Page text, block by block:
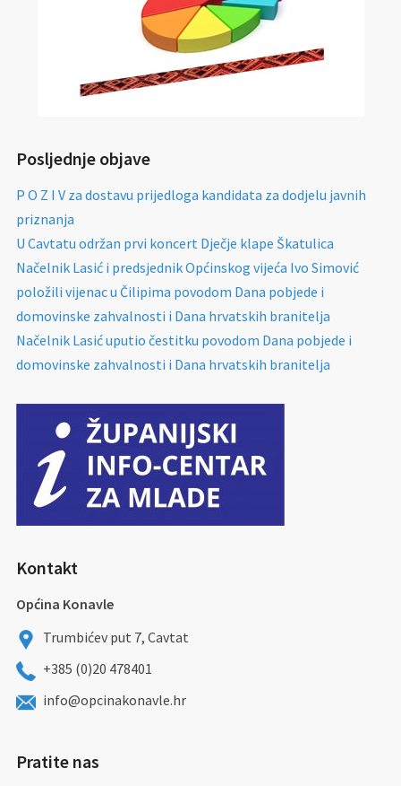
Posljednje objave
P O Z I V za dostavu prijedloga kandidata za dodjelu javnih
priznanja
U Cavtatu održan prvi koncert Dječje klape Škatulica
Načelnik Lasić i predsjednik Općinskog vijeća Ivo Simović
položili vijenac u Čilipima povodom Dana pobjede i
domovinske zahvalnosti i Dana hrvatskih branitelja
Načelnik Lasić uputio čestitku povodom Dana pobjede i
domovinske zahvalnosti i Dana hrvatskih branitelja
Kontakt
Općina Konavle
Trumbićev put 7, Cavtat
+385 (0)20 478401
info@opcinakonavle.hr
Pratite nas